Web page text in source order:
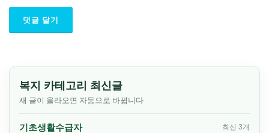
복지 카테고리 최신글
새 글이 올라오면 자동으로 바뀝니다
기초생활수급자 최신 3개